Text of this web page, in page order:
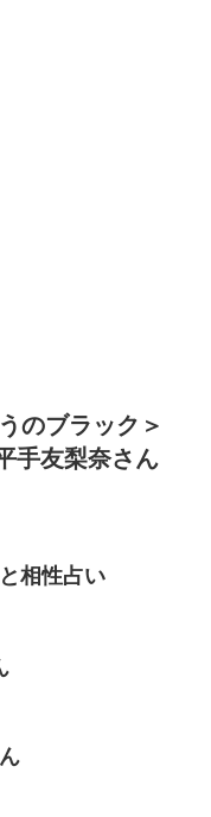
のブラック＞
手友梨奈さん
相性占い